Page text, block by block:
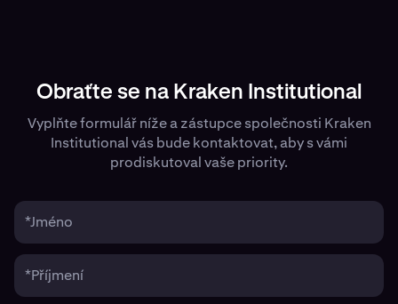
Obraťte se na Kraken Institutional
Vyplňte formulář níže a zástupce společnosti Kraken
Institutional vás bude kontaktovat, aby s vámi
prodiskutoval vaše priority.
*Jméno
*Příjmení